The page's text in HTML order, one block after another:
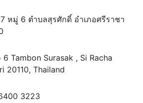
หมู่ 6 ตำบลสุรศักดิ์ อำเภอศรีราชา
Tambon Surasak , Si Racha
20110, Thailand
3223